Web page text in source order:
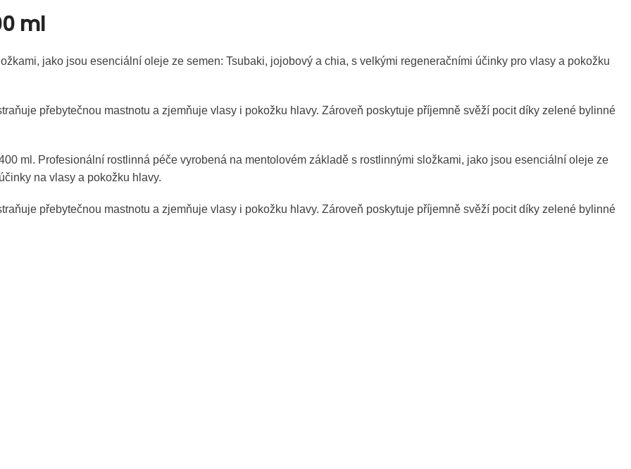
ml
jako jsou esenciální oleje ze semen: Tsubaki, jojobový a chia, s velkými regeneračními účinky pro vlasy a pokožku
přebytečnou mastnotu a zjemňuje vlasy i pokožku hlavy. Zároveň poskytuje příjemně svěží pocit díky zelené bylinné
ml. Profesionální rostlinná péče vyrobená na mentolovém základě s rostlinnými složkami, jako jsou esenciální oleje ze
na vlasy a pokožku hlavy.
přebytečnou mastnotu a zjemňuje vlasy i pokožku hlavy. Zároveň poskytuje příjemně svěží pocit díky zelené bylinné